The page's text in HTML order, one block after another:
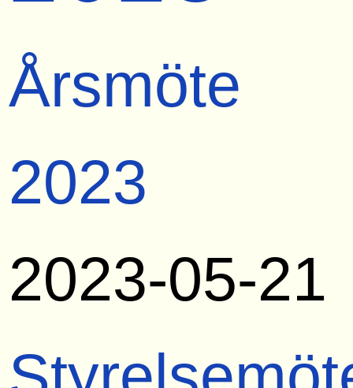
Årsmöte
2023
2023-05-21